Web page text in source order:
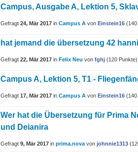
Campus, Ausgabe A, Lektion 5,
Gefragt 24, Mär 2017 in Campus A von Einstein16 (140
hat jemand die übersetzung 42
Gefragt 22, Mär 2017 in Felix Neu von fghj (120 Punkte)
Campus A, Lektion 5, T1 -
Gefragt 17, Mär 2017 in Campus A von Einstein16 (140
Wer hat die Übersetzung für Prima
und Deianira
Gefragt 9, Mär 2017 in prima.nova von johnnie1313 (